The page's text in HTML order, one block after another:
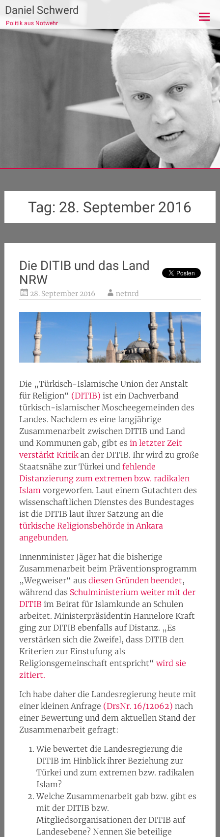
Zum
Inhalt
springen
Daniel Schwerd
Politik aus Notwehr
Tag: 28. September 2016
Die DITIB und das Land
NRW
28. September 2016 netnrd
Die „Türkisch-Islamische Union der Anstalt
für Religion“ (DITIB) ist ein Dachverband
türkisch-islamischer Moscheegemeinden des
Landes. Nachdem es eine langjährige
Zusammenarbeit zwischen DITIB und Land
und Kommunen gab, gibt es in letzter Zeit
verstärkt Kritikan der DITIB. Ihr wird zu große
Staatsnähe zur Türkei und fehlende
Distanzierung zum extremen bzw. radikalen
Islam vorgeworfen. Laut einem Gutachten des
wissenschaftlichen Dienstes des Bundestages
ist die DITIB laut ihrer Satzung an die
türkische Religionsbehörde in Ankara
angebunden.
Innenminister Jäger hat die bisherige
Zusammenarbeit beim Präventionsprogramm
„Wegweiser“ aus diesen Gründen beendet,
während das Schulministerium weiter mit der
DITIB im Beirat für Islamkunde an Schulen
arbeitet. Ministerpräsidentin Hannelore Kraft
ging zur DITIB ebenfalls auf Distanz. „Es
verstärken sich die Zweifel, dass DITIB den
Kriterien zur Einstufung als
Religionsgemeinschaft entspricht“ wird sie
zitiert.
Ich habe daher die Landesregierung heute mit
einer kleinen Anfrage (DrsNr. 16/12062) nach
einer Bewertung und dem aktuellen Stand der
Zusammenarbeit gefragt:
Wie bewertet die Landesregierung die
DITIB im Hinblick ihrer Beziehung zur
Türkei und zum extremen bzw. radikalen
Islam?
Welche Zusammenarbeit gab bzw. gibt es
mit der DITIB bzw.
Mitgliedsorganisationen der DITIB auf
Landesebene? Nennen Sie beteilige